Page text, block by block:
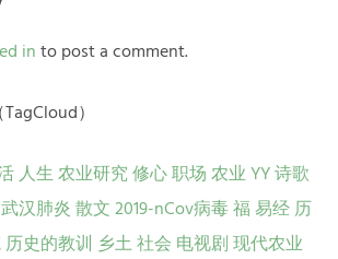
into post a comment.
）
人生农业研究修心职场农业YY诗歌
武汉肺炎散文2019-nCov病毒福易经历
历史的教训 乡土社会 电视剧现代农业